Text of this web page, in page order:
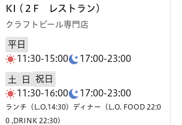
KI (２F レストラン)
クラフトビール専門店
平日
11:30-15:00
17:00-23:00
土 日
祝日
11:30-16:00
17:00-23:00
ランチ（L.O.14:30）ディナー（L.O. FOOD 22:0
0 ,DRINK 22:30）